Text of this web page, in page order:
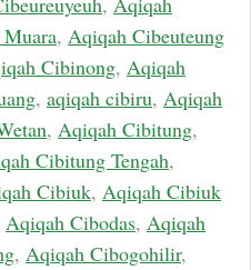
, Aqiqah Cibeuteung
Cibinong, Aqiqah
, aqiqah cibiru, Aqiqah
, Aqiqah Cibitung,
Cibitung Tengah,
Cibiuk, Aqiqah Cibiuk
Aqiqah Cibodas, Aqiqah
, Aqiqah Cibogohilir,